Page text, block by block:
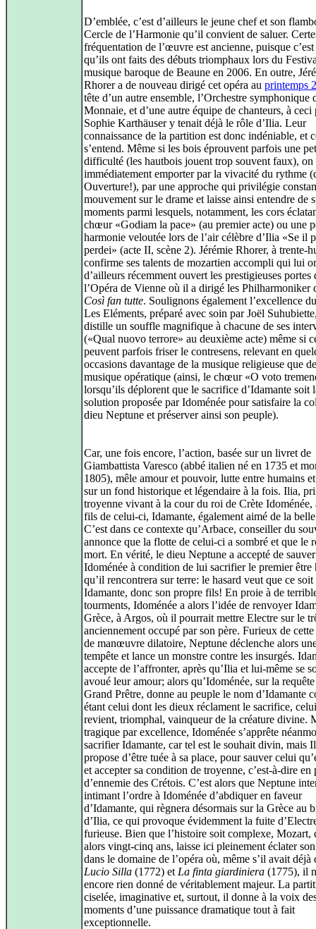
D’emblée, c’est d’ailleurs le jeune chef et son
Cercle de l’Harmonie qu’il convient de saluer.
fréquentation de l’œuvre est ancienne, puisque
qu’ils ont faits des débuts triomphaux lors du
musique baroque de Beaune en 2006. En outre,
Rhorer a de nouveau dirigé cet opéra au printemps
tête d’un autre ensemble, l’Orchestre symphonique
Monnaie, et d’une autre équipe de chanteurs, à ceci
Sophie Karthäuser y tenait déjà le rôle d’Ilia. Leur
connaissance de la partition est donc indéniable, et
s’entend. Même si les bois éprouvent parfois une
difficulté (les hautbois jouent trop souvent faux), on
immédiatement emporter par la vivacité du rythme
Ouverture!), par une approche qui privilégie
mouvement sur le drame et laisse ainsi entendre de
moments parmi lesquels, notamment, les cors
chœur «Godiam la pace» (au premier acte) ou une
harmonie veloutée lors de l’air célèbre d’Ilia «Se il
perdei» (acte II, scène 2). Jérémie Rhorer, à trente-
confirme ses talents de mozartien accompli qui lui
d’ailleurs récemment ouvert les prestigieuses portes
l’Opéra de Vienne où il a dirigé les Philharmoniker
Così fan tutte. Soulignons également l’excellence
Les Eléments, préparé avec soin par Joël
distille un souffle magnifique à chacune de ses
(«Qual nuovo terrore» au deuxième acte) même si
peuvent parfois friser le contresens, relevant en
occasions davantage de la musique religieuse que
musique opératique (ainsi, le chœur «O voto
lorsqu’ils déplorent que le sacrifice d’Idamante soit
solution proposée par Idoménée pour satisfaire la
dieu Neptune et préserver ainsi son peuple).
Car, une fois encore, l’action, basée sur un livret de
Giambattista Varesco (abbé italien né en 1735 et
1805), mêle amour et pouvoir, lutte entre humains
sur un fond historique et légendaire à la fois. Ilia,
troyenne vivant à la cour du roi de Crète Idoménée,
fils de celui-ci, Idamante, également aimé de la
C’est dans ce contexte qu’Arbace, conseiller du
annonce que la flotte de celui-ci a sombré et que le
mort. En vérité, le dieu Neptune a accepté de sauver
Idoménée à condition de lui sacrifier le premier être
qu’il rencontrera sur terre: le hasard veut que ce soit
Idamante, donc son propre fils! En proie à de
tourments, Idoménée a alors l’idée de renvoyer
Grèce, à Argos, où il pourrait mettre Electre sur le
anciennement occupé par son père. Furieux de
de manœuvre dilatoire, Neptune déclenche alors
tempête et lance un monstre contre les insurgés.
accepte de l’affronter, après qu’Ilia et lui-même se
avoué leur amour; alors qu’Idoménée, sur la
Grand Prêtre, donne au peuple le nom d’Idamante
étant celui dont les dieux réclament le sacrifice,
revient, triomphal, vainqueur de la créature divine.
tragique par excellence, Idoménée s’apprête
sacrifier Idamante, car tel est le souhait divin, mais
propose d’être tuée à sa place, pour sauver celui
et accepter sa condition de troyenne, c’est-à-dire en
d’ennemie des Crétois. C’est alors que Neptune
intimant l’ordre à Idoménée d’abdiquer en faveur
d’Idamante, qui règnera désormais sur la Grèce au
d’Ilia, ce qui provoque évidemment la fuite
furieuse. Bien que l’histoire soit complexe, Mozart,
alors vingt-cinq ans, laisse ici pleinement éclater
dans le domaine de l’opéra où, même s’il avait déjà
Lucio Silla (1772) et La finta giardiniera (1775), il
encore rien donné de véritablement majeur. La
ciselée, imaginative et, surtout, il donne à la voix
moments d’une puissance dramatique tout à fait
exceptionnelle.